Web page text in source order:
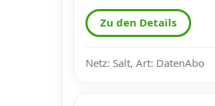
Zu den Details
Netz: Salt, Art: DatenAbo